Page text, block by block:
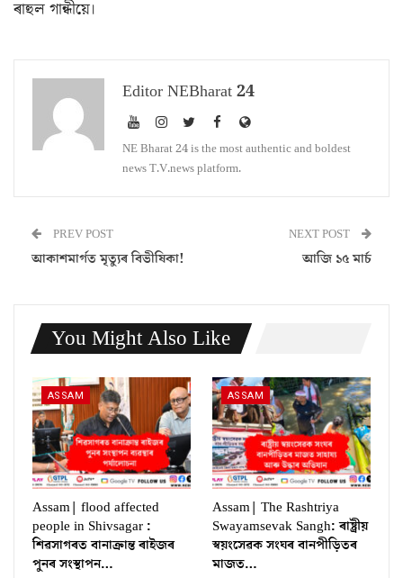
ৰাহুল গান্ধীয়ে।
Editor NEBharat 24
NE Bharat 24 is the most authentic and boldest
news T.V.news platform.
PREV POST
আকাশমাৰ্গত মৃত্যুৰ বিভীষিকা!
NEXT POST
আজি ১৫ মাৰ্চ
You Might Also Like
ASSAM
Assam| flood affected
people in Shivsagar :
শিৱসাগৰত বানাক্ৰান্ত ৰাইজৰ
পুনৰ সংস্থাপন…
ASSAM
Assam| The Rashtriya
Swayamsevak Sangh: ৰাষ্ট্ৰীয়
স্বয়ংসেৱক সংঘৰ বানপীড়িতৰ
মাজত…